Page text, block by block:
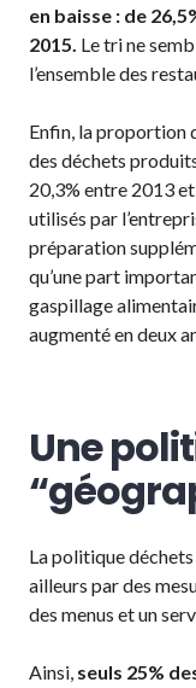
en baisse : de
2015. Le tri ne
l’ensemble des
Enfin, la proportion
des déchets
20,3% entre 2013
utilisés par
préparation
qu’une part
gaspillage
augmenté en deux
Une
La politique
ailleurs par des
des menus et un
Ainsi, seuls 25%